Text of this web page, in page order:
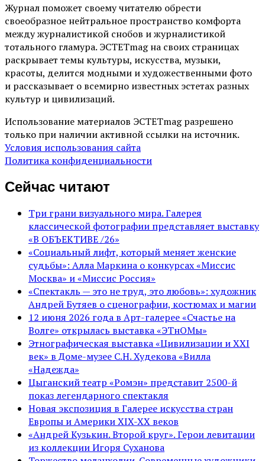
Журнал поможет своему читателю обрести
своеобразное нейтральное пространство комфорта
между журналистикой снобов и журналистикой
тотального гламура. ЭСТЕТmag на своих страницах
раскрывает темы культуры, искусства, музыки,
красоты, делится модными и художественными фото
и рассказывает о всемирно известных эстетах разных
культур и цивилизаций.
Использование материалов ЭСТЕТmag разрешено
только при наличии активной ссылки на источник.
Условия использования сайта
Политика конфиденциальности
Сейчас читают
Три грани визуального мира. Галерея
классической фотографии представляет выставку
«В ОБЪЕКТИВЕ /26»
«Социальный лифт, который меняет женские
судьбы»: Алла Маркина о конкурсах «Миссис
Москва» и «Миссис Россия»
«Спектакль — это не труд, это любовь»: художник
Андрей Бутяев о сценографии, костюмах и магии
12 июня 2026 года в Арт-галерее «Счастье на
Волге» открылась выставка «ЭТнОМы»
Этнографическая выставка «Цивилизации и ХХI
век» в Доме-музее С.Н. Худекова «Вилла
«Надежда»
Цыганский театр «Ромэн» представит 2500-й
показ легендарного спектакля
Новая экспозиция в Галерее искусства стран
Европы и Америки XIX-XX веков
«Андрей Кузькин. Второй круг». Герои левитации
из коллекции Игоря Суханова